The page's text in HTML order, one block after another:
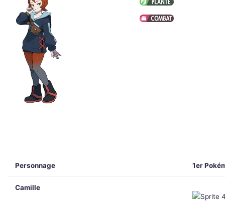
Personnage 1er
Camille